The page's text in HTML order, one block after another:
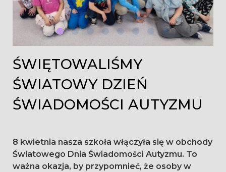
ŚWIĘTOWALIŚMY
ŚWIATOWY DZIEŃ
ŚWIADOMOŚCI AUTYZMU
8 kwietnia nasza szkoła włączyła się w obchody
Światowego Dnia Świadomości Autyzmu. To
ważna okazja, by przypomnieć, że osoby w